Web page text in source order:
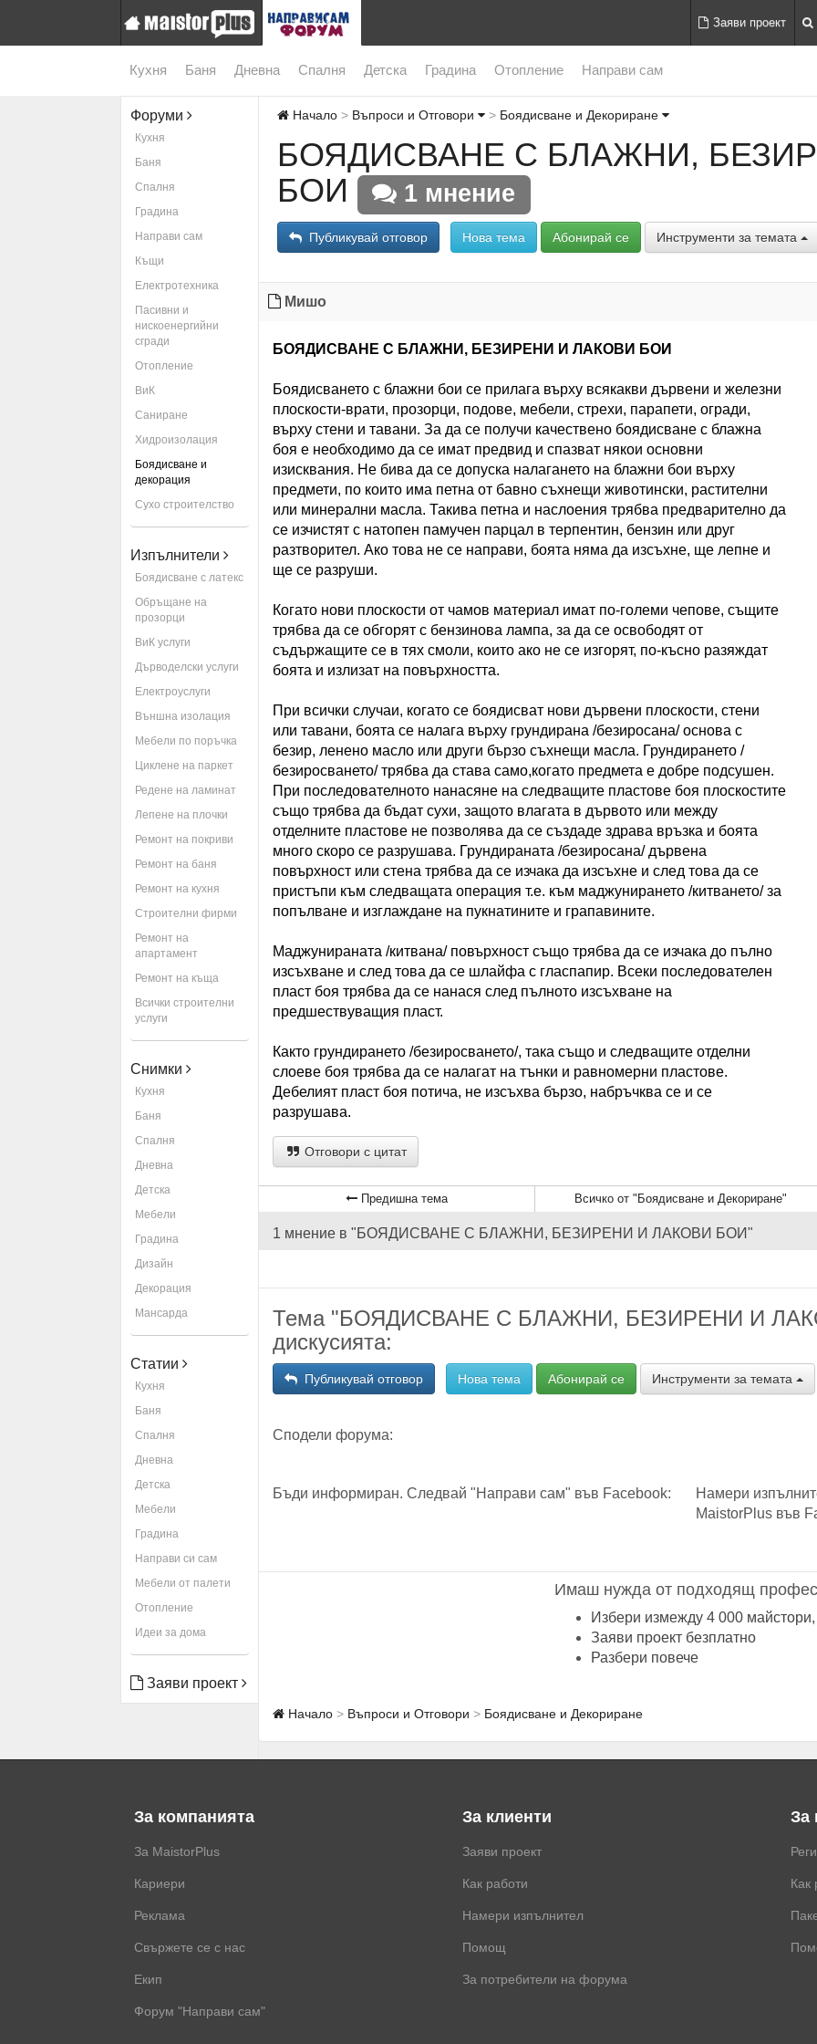
Заяви проект
Кухня Баня Дневна Спалня Детска Градина Отопление Направи сам
Форуми
Кухня
Баня
Спалня
Градина
Направи сам
Къщи
Електротехника
Пасивни и
нискоенергийни
сгради
Отопление
ВиК
Саниране
Хидроизолация
Боядисване и
декорация
Сухо строителство
Изпълнители
Боядисване с латекс
Обръщане на
прозорци
ВиК услуги
Дърводелски услуги
Електроуслуги
Външна изолация
Мебели по поръчка
Циклене на паркет
Редене на ламинат
Лепене на плочки
Ремонт на покриви
Ремонт на баня
Ремонт на кухня
Строителни фирми
Ремонт на
апартамент
Ремонт на къща
Всички строителни
услуги
Снимки
Кухня
Баня
Спалня
Дневна
Детска
Мебели
Градина
Дизайн
Декорация
Мансарда
Статии
Кухня
Баня
Спалня
Дневна
Детска
Мебели
Градина
Направи си сам
Мебели от палети
Отопление
Идеи за дома
Заяви проект
Начало Въпроси и Отговори Боядисване и Декориране
БОЯДИСВАНЕ С БЛАЖНИ,
БОИ
1 мнение
Публикувай отговор Нова тема Абонирай се Инструменти за темата
Мишо
БОЯДИСВАНЕ С БЛАЖНИ, БЕЗИРЕНИ И ЛАКОВИ БОИ
Боядисването с блажни бои се прилага върху всякакви дървени и железни
плоскости-врати, прозорци, подове, мебели, стрехи, парапети, огради,
върху стени и тавани. За да се получи качествено боядисване с блажна
боя е необходимо да се имат предвид и спазват някои основни
изисквания. Не бива да се допуска налагането на блажни бои върху
предмети, по които има петна от бавно съхнещи животински, растителни
или минерални масла. Такива петна и наслоения трябва предварително да
се изчистят с натопен памучен парцал в терпентин, бензин или друг
разтворител. Ако това не се направи, боята няма да изсъхне, ще лепне и
ще се разруши.
Когато нови плоскости от чамов материал имат по-големи чепове, същите
трябва да се обгорят с бензинова лампа, за да се освободят от
съдържащите се в тях смоли, които ако не се изгорят, по-късно разяждат
боята и излизат на повърхността.
При всички случаи, когато се боядисват нови дървени плоскости, стени
или тавани, боята се налага върху грундирана /безиросана/ основа с
безир, ленено масло или други бързо съхнещи масла. Грундирането /
безиросването/ трябва да става само,когато предмета е добре подсушен.
При последователното нанасяне на следващите пластове боя плоскостите
също трябва да бъдат сухи, защото влагата в дървото или между
отделните пластове не позволява да се създаде здрава връзка и боята
много скоро се разрушава. Грундираната /безиросана/ дървена
повърхност или стена трябва да се изчака да изсъхне и след това да се
пристъпи към следващата операция т.е. към маджунирането /китването/ за
попълване и изглаждане на пукнатините и грапавините.
Маджунираната /китвана/ повърхност също трябва да се изчака до пълно
изсъхване и след това да се шлайфа с гласпапир. Всеки последователен
пласт боя трябва да се нанася след пълното изсъхване на
предшествуващия пласт.
Както грундирането /безиросването/, така също и следващите отделни
слоеве боя трябва да се налагат на тънки и равномерни пластове.
Дебелият пласт боя потича, не изсъхва бързо, набръчква се и се
разрушава.
Отговори с цитат
Предишна тема Всичко от "Боядисване и Декориране"
1 мнение в "БОЯДИСВАНЕ С БЛАЖНИ, БЕЗИРЕНИ И ЛАКОВИ БОИ"
Тема "БОЯДИСВАНЕ С БЛАЖНИ, БЕЗИРЕНИ И
дискусията:
Публикувай отговор Нова тема Абонирай се Инструменти за темата
Сподели форума:
Бъди информиран. Следвай "Направи сам" във Facebook:
Намери
MaistorPlus във
Имаш нужда от подходящ
Избери измежду 4 000
Заяви проект безплатно
Разбери повече
Начало Въпроси и Отговори Боядисване и Декориране
За компанията
За MaistorPlus
Кариери
Реклама
Свържете се с нас
Екип
Форум "Направи сам"
За клиенти
Заяви проект
Как работи
Намери изпълнител
Помощ
За потребители на форума
За
Как